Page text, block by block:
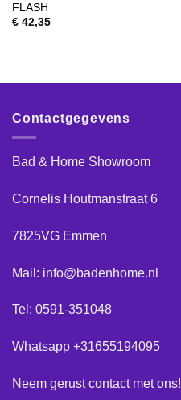
FLASH
€42,35
Contactgegevens
Bad & Home Showroom
Cornelis Houtmanstraat 6
7825VG Emmen
Mail: info@badenhome.nl
Tel: 0591-351048
Whatsapp +31655194095
Neem gerustcontactmet ons!